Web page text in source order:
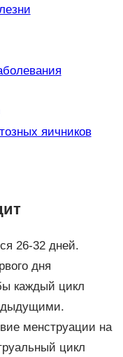
яичников
26-32 дней.
дня
каждый цикл
менструации на
цикл